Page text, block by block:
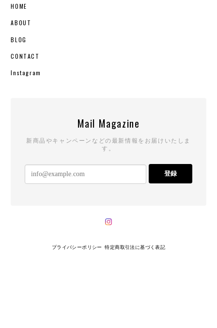
HOME
ABOUT
BLOG
CONTACT
Instagram
Mail Magazine
新商品やキャンペーンなどの最新情報をお届けいたしま
す。
登録
プライバシーポリシー 特定商取引法に基づく表記